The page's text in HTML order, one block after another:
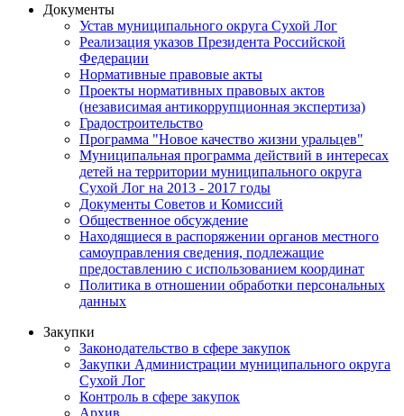
Документы
Устав муниципального округа Сухой Лог
Реализация указов Президента Российской
Федерации
Нормативные правовые акты
Проекты нормативных правовых актов
(независимая антикоррупционная экспертиза)
Градостроительство
Программа "Новое качество жизни уральцев"
Муниципальная программа действий в интересах
детей на территории муниципального округа
Сухой Лог на 2013 - 2017 годы
Документы Советов и Комиссий
Общественное обсуждение
Находящиеся в распоряжении органов местного
самоуправления сведения, подлежащие
предоставлению с использованием координат
Политика в отношении обработки персональных
данных
Закупки
Законодательство в сфере закупок
Закупки Администрации муниципального округа
Сухой Лог
Контроль в сфере закупок
Архив